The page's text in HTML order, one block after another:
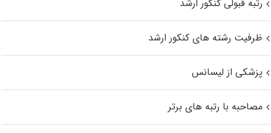
رتبه قبولی کنکور ارشد
ظرفیت رشته های کنکور ارشد
پزشکی از لیسانس
مصاحبه با رتبه های برتر